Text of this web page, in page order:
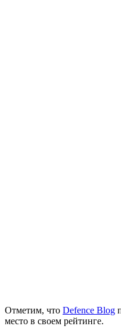
Отметим, что Defence Blog
место в своем рейтинге.